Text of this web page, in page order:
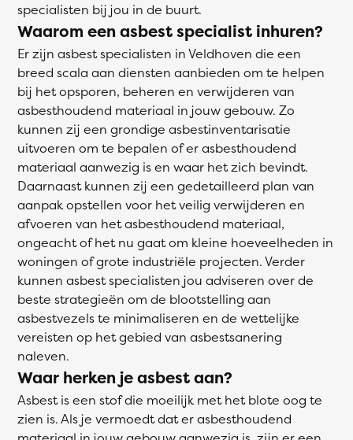
specialisten bij jou in de buurt.
Waarom een asbest specialist inhuren?
Er zijn asbest specialisten in Veldhoven die een
breed scala aan diensten aanbieden om te helpen
bij het opsporen, beheren en verwijderen van
asbesthoudend materiaal in jouw gebouw. Zo
kunnen zij een grondige asbestinventarisatie
uitvoeren om te bepalen of er asbesthoudend
materiaal aanwezig is en waar het zich bevindt.
Daarnaast kunnen zij een gedetailleerd plan van
aanpak opstellen voor het veilig verwijderen en
afvoeren van het asbesthoudend materiaal,
ongeacht of het nu gaat om kleine hoeveelheden in
woningen of grote industriële projecten. Verder
kunnen asbest specialisten jou adviseren over de
beste strategieën om de blootstelling aan
asbestvezels te minimaliseren en de wettelijke
vereisten op het gebied van asbestsanering
naleven.
Waar herken je asbest aan?
Asbest is een stof die moeilijk met het blote oog te
zien is. Als je vermoedt dat er asbesthoudend